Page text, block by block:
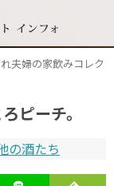
夫婦の家飲みコレク
ピーチ。
の酒たち